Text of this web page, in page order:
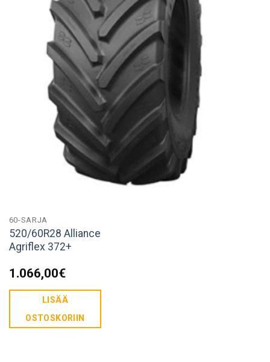
60-SARJA
520/60R28 Alliance
Agriflex 372+
1.066,00€
LISÄÄ
OSTOSKORIIN